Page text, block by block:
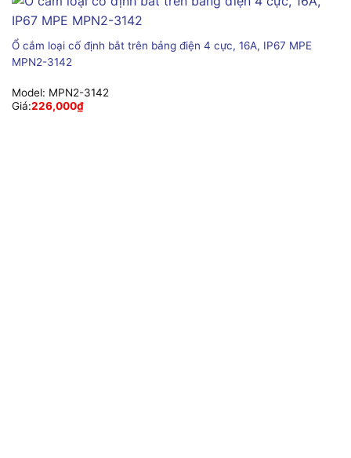
Ổ cắm loại cố định bắt trên bảng điện 4 cực, 16A, IP67 MPE
MPN2-3142
Model: MPN2-3142
Giá:226,000₫